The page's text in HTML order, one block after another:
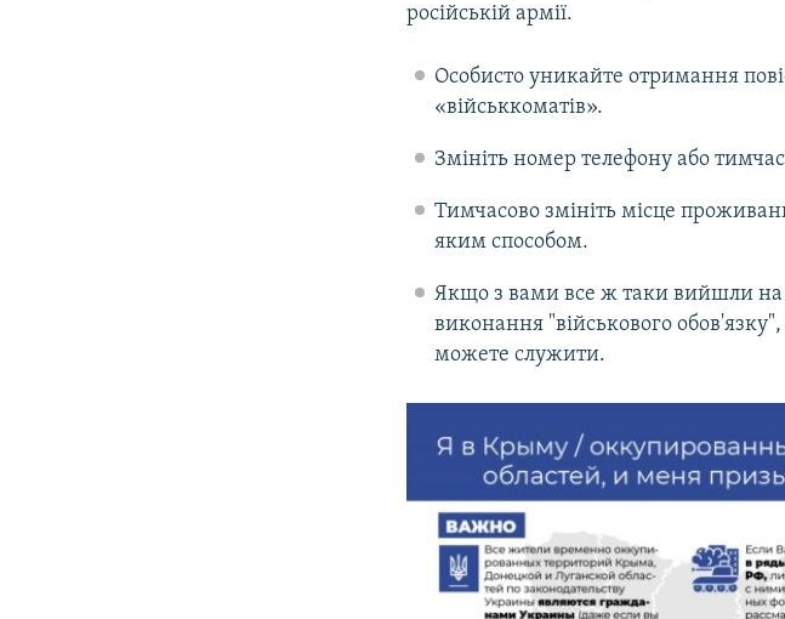
російській армії.
Особисто уникайте отримання
«військкоматів».
Змініть номер телефону або
Тимчасово змініть місце
яким способом.
Якщо з вами все ж таки вийшли на
виконання "військового
можете служити.